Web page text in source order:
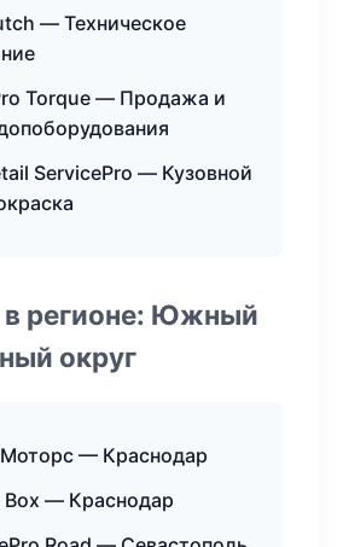
— Техническое
Torque — Продажа и
ServicePro — Кузовной
в регионе: Южный
округ
— Краснодар
Box — Краснодар